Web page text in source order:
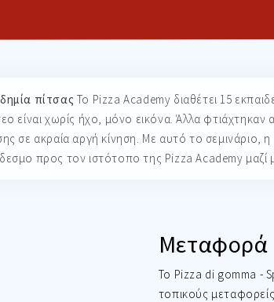
πίτσας Το Pizza Academy διαθέτει 15
είναι χωρίς ήχο, μόνο εικόνα. Άλλα φτιάχτηκαν
σε ακραία αργή κίνηση. Με αυτό το σεμινάριο, η
προς τον ιστότοπο της Pizza Academy μαζί
Μεταφορά
Το Pizza di gomma -
τοπικούς